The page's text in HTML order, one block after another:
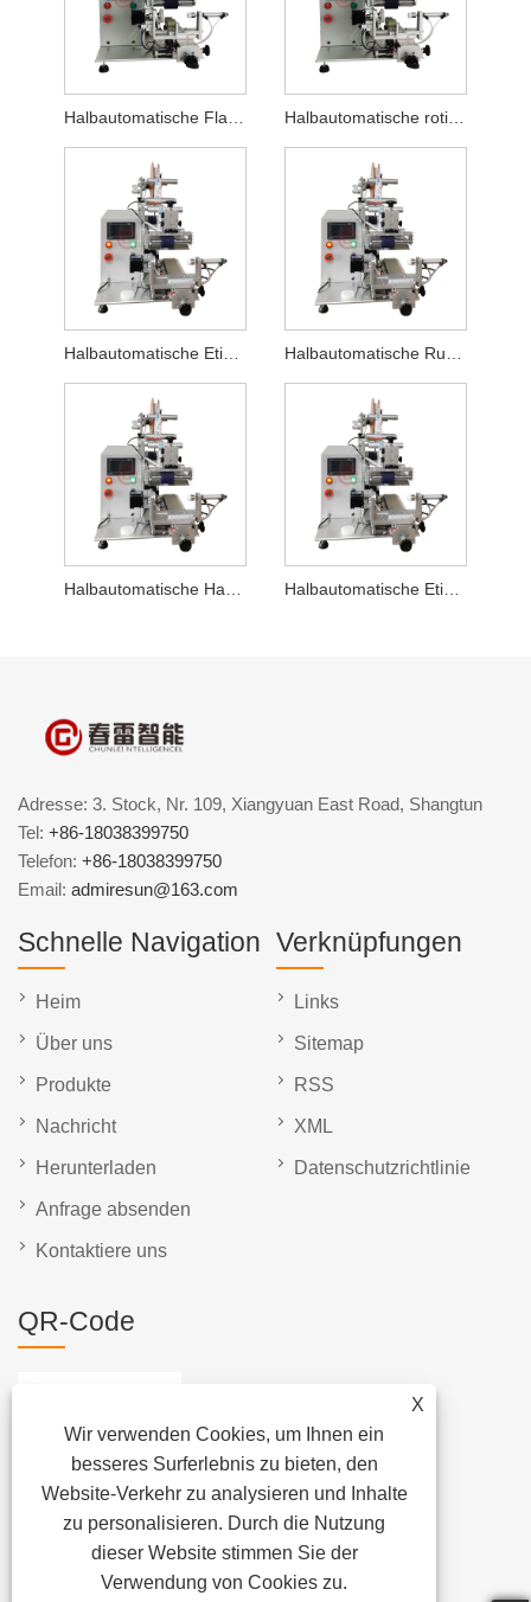
Halbautomatische Flachetikettiermaschine für Desinfektionsmittel Halbautomatische rotierende und flache Etikettiermaschine
Halbautomatische Etikettiermaschine für Parfümflaschen Halbautomatische Rundläufer-Etikettiermaschine
Halbautomatische Haartrockner-Etikettiermaschine Halbautomatische Etikettiermaschine für elektronische Zigaretten
X
Wir verwenden Cookies, um Ihnen ein
besseres Surferlebnis zu bieten, den
Website-Verkehr zu analysieren und Inhalte
zu personalisieren. Durch die Nutzung
dieser Website stimmen Sie der
Verwendung von Cookies zu.
Adresse: 3. Stock, Nr. 109, Xiangyuan East Road, Shangtun
Tel: +86-18038399750
Telefon: +86-18038399750
Email: admiresun@163.com
Schnelle Navigation
Heim
Über uns
Produkte
Nachricht
Herunterladen
Anfrage absenden
Kontaktiere uns
Verknüpfungen
Links
Sitemap
RSS
XML
Datenschutzrichtlinie
QR-Code